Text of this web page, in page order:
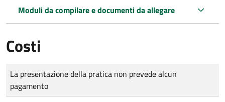
Moduli da compilare e documenti da allegare
Costi
Tipo di pagamento
Importo
La presentazione della pratica non prevede alcun
pagamento